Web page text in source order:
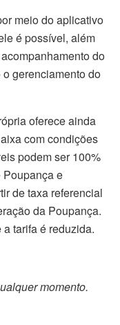
meio do aplicativo
é possível, além
do
gerenciamento do
oferece ainda
com condições
podem ser 100%
e
de taxa referencial
da Poupança.
tarifa é reduzida.
momento.